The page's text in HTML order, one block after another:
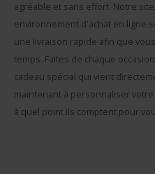
agréable et sans effort. Notre
environnement d'achat en ligne
une livraison rapide afin que
temps. Faites de chaque
cadeau spécial qui vient
maintenant à personnaliser
à quel point ils comptent pour